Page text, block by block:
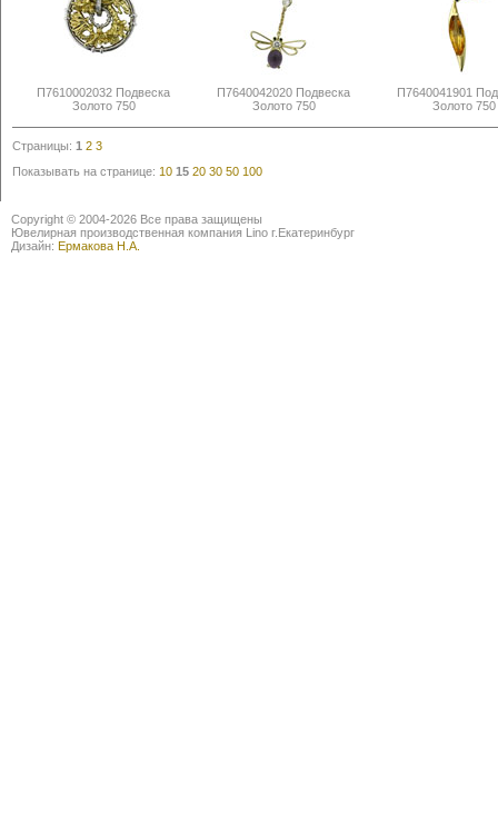
П7610002032 Подвеска
Золото 750
П7640042020 Подвеска
Золото 750
П7640041901
Золото 750
Страницы: 1 2 3
Показывать на странице: 10 15 20 30 50 100
Copyright © 2004-2026 Все права защищены
Ювелирная производственная компания Lino г.Екатеринбург
Дизайн: Ермакова Н.А.